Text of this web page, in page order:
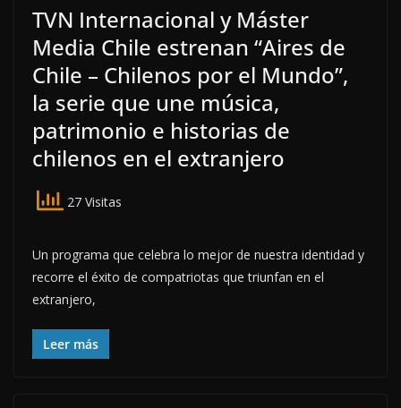
TVN Internacional y Máster
Media Chile estrenan “Aires de
Chile – Chilenos por el Mundo”,
la serie que une música,
patrimonio e historias de
chilenos en el extranjero
27 Visitas
Un programa que celebra lo mejor de nuestra identidad y
recorre el éxito de compatriotas que triunfan en el
extranjero,
Leer más